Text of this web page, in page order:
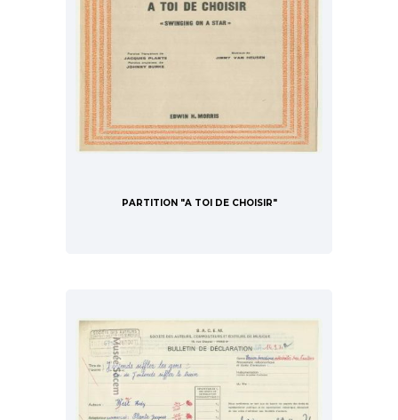
PARTITION "A TOI DE CHOISIR"